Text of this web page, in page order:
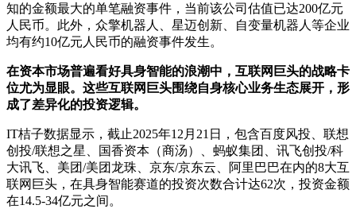
知的金额最大的单笔融资事件，当前该公司估值已达200亿元
人民币。此外，众擎机器人、星迈创新、自变量机器人等企业
均有约10亿元人民币的融资事件发生。
在资本市场普遍看好具身智能的浪潮中，互联网巨头的战略卡
位尤为显眼。这些互联网巨头围绕自身核心业务生态展开，形
成了差异化的投资逻辑。
IT桔子数据显示，截止2025年12月21日，包含百度风投、联想
创投/联想之星、国香资本（商汤）、蚂蚁集团、讯飞创投/科
大讯飞、美团/美团龙珠、京东/京东云、阿里巴巴在内的8大互
联网巨头，在具身智能赛道的投资次数合计达62次，投资金额
在14.5-34亿元之间。